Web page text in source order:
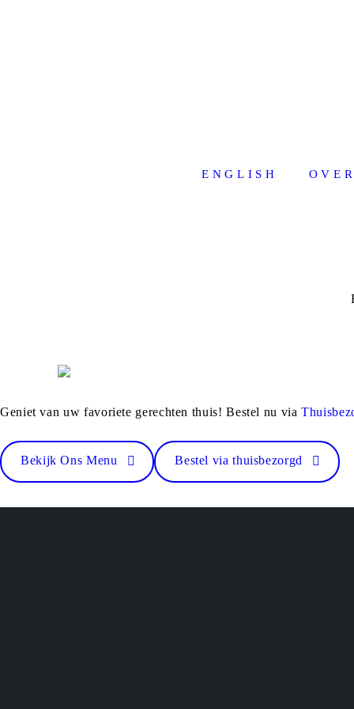
ENGLISH
Geniet van uw favoriete gerechten thuis! Bestel nu via
Bekijk Ons Menu Bestel via thuisbezorgd